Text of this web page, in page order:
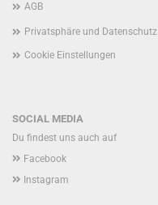
AGB
Privatsphäre und Datenschutz
Cookie Einstellungen
SOCIAL MEDIA
Du findest uns auch auf
Facebook
Instagram